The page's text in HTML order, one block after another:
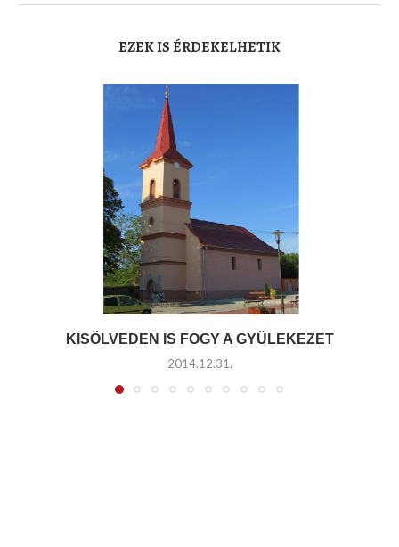
EZEK IS ÉRDEKELHETIK
KISÖLVEDEN IS FOGY A GYÜLEKEZET
2014.12.31.